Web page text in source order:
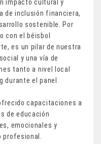
impacto cultural y
de inclusión financiera,
sostenible. Por
con el béisbol
es un pilar de nuestra
y una vía de
tanto a nivel local
durante el panel.
capacitaciones a
de educación
emocionales y